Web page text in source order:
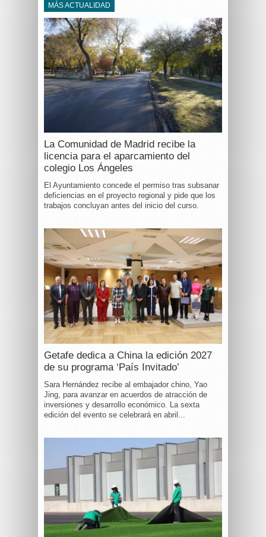
MÁS ACTUALIDAD
La Comunidad de Madrid recibe la
licencia para el aparcamiento del
colegio Los Ángeles
El Ayuntamiento concede el permiso tras subsanar
deficiencias en el proyecto regional y pide que los
trabajos concluyan antes del inicio del curso.
Getafe dedica a China la edición 2027
de su programa ‘País Invitado’
Sara Hernández recibe al embajador chino, Yao
Jing, para avanzar en acuerdos de atracción de
inversiones y desarrollo económico. La sexta
edición del evento se celebrará en abril...